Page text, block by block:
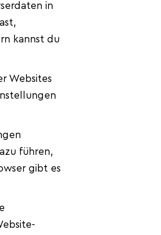
in
kannst du
Websites
führen,
gibt es